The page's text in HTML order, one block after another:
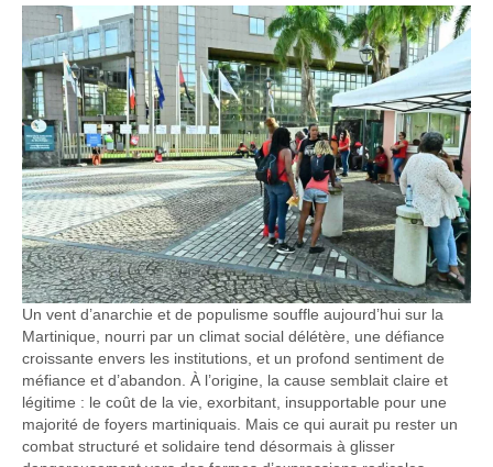
Un vent d’anarchie et de populisme souffle aujourd’hui sur la
Martinique, nourri par un climat social délétère, une défiance
croissante envers les institutions, et un profond sentiment de
méfiance et d’abandon. À l’origine, la cause semblait claire et
légitime : le coût de la vie, exorbitant, insupportable pour une
majorité de foyers martiniquais. Mais ce qui aurait pu rester un
combat structuré et solidaire tend désormais à glisser